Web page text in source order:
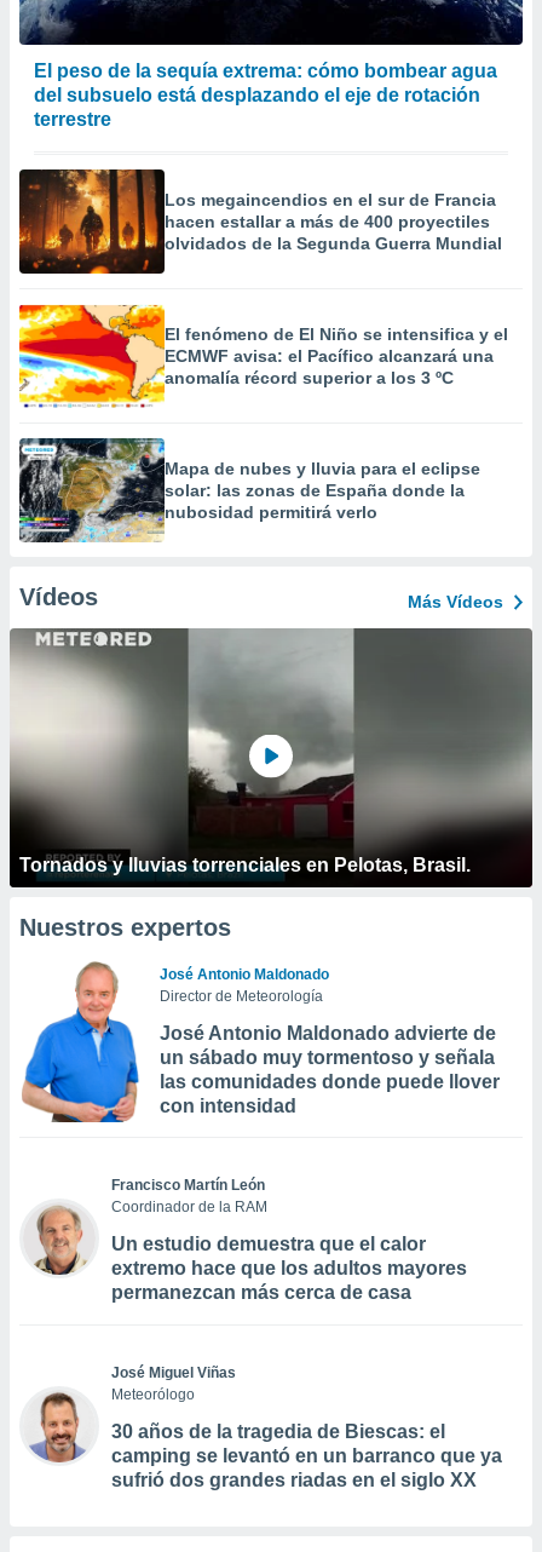
El peso de la sequía extrema: cómo bombear agua
del subsuelo está desplazando el eje de rotación
terrestre
Los megaincendios en el sur de Francia
hacen estallar a más de 400 proyectiles
olvidados de la Segunda Guerra Mundial
El fenómeno de El Niño se intensifica y el
ECMWF avisa: el Pacífico alcanzará una
anomalía récord superior a los 3 ºC
Mapa de nubes y lluvia para el eclipse
solar: las zonas de España donde la
nubosidad permitirá verlo
Vídeos Más Vídeos
Tornados y lluvias torrenciales en Pelotas, Brasil.
Nuestros expertos
José Antonio Maldonado
Director de Meteorología
José Antonio Maldonado advierte de
un sábado muy tormentoso y señala
las comunidades donde puede llover
con intensidad
Francisco Martín León
Coordinador de la RAM
Un estudio demuestra que el calor
extremo hace que los adultos mayores
permanezcan más cerca de casa
José Miguel Viñas
Meteorólogo
30 años de la tragedia de Biescas: el
camping se levantó en un barranco que ya
sufrió dos grandes riadas en el siglo XX